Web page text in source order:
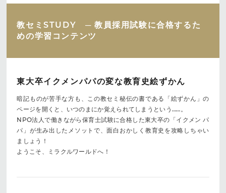
教セミSTUDY ─ 教員採用試験に合格するた
めの学習コンテンツ
東大卒イクメンパパの変な教育史絵ずかん
暗記ものが苦手な方も、この教セミ秘伝の書である「絵ずかん」の
ページを開くと、いつのまにか覚えられてしまうという……。
NPO法人で働きながら保育士試験に合格した東大卒の「イクメン パ
パ」が生み出したメソットで、面白おかしく教育史を攻略しちゃい
ましょう！
ようこそ、ミラクルワールドへ！